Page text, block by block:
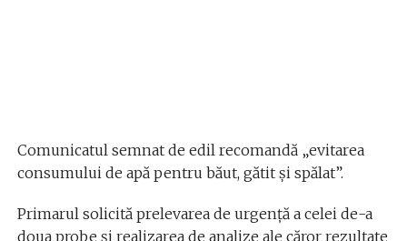
Comunicatul semnat de edil recomandă „evitarea
consumului de apă pentru băut, gătit şi spălat”.
Primarul solicită prelevarea de urgenţă a celei de-a
doua probe şi realizarea de analize ale căror rezultate